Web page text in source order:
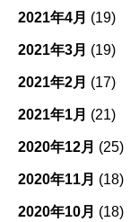
2021年4月 (19)
2021年3月 (19)
2021年2月 (17)
2021年1月 (21)
2020年12月 (25)
2020年11月 (18)
2020年10月 (18)